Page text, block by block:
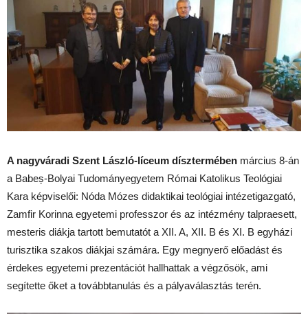
A nagyváradi Szent László-líceum dísztermében március 8-án
a Babeș-Bolyai Tudományegyetem Római Katolikus Teológiai
Kara képviselői: Nóda Mózes didaktikai teológiai intézetigazgató,
Zamfir Korinna egyetemi professzor és az intézmény talpraesett,
mesteris diákja tartott bemutatót a XII. A, XII. B és XI. B egyházi
turisztika szakos diákjai számára. Egy megnyerő előadást és
érdekes egyetemi prezentációt hallhattak a végzősök, ami
segítette őket a továbbtanulás és a pályaválasztás terén.